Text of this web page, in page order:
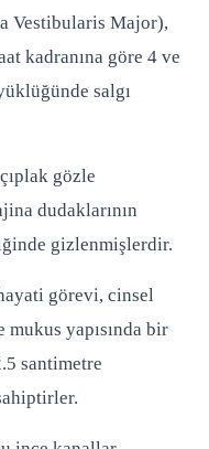
Vestibularis Major),
kadranına göre 4 ve
salgı
gözle
dudaklarının
gizlenmişlerdir.
görevi, cinsel
mukus yapısında bir
santimetre